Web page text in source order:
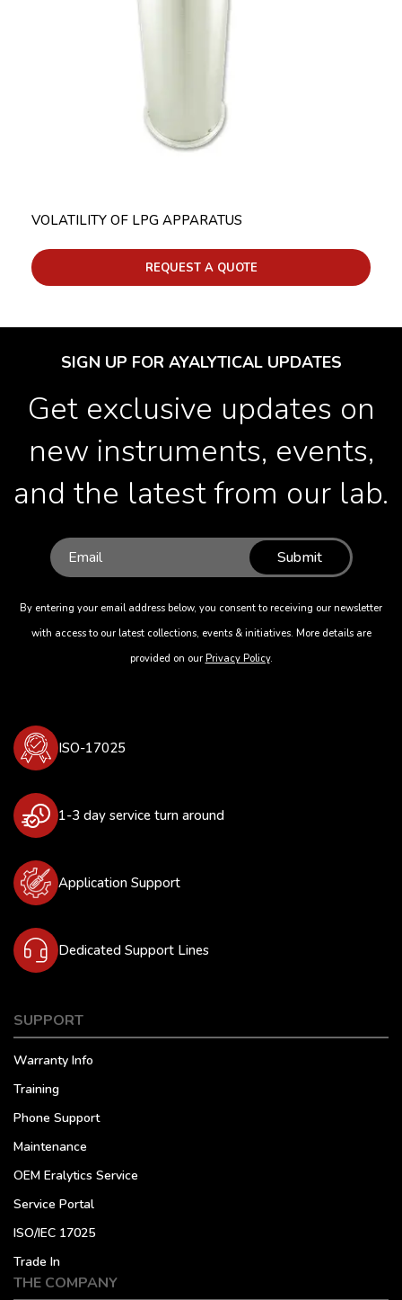
VOLATILITY OF LPG APPARATUS
REQUEST A QUOTE
SIGN UP FOR AYALYTICAL UPDATES
Get exclusive updates on
new instruments, events,
and the latest from our lab.
Submit
By entering your email address below, you consent to receiving our newsletter
with access to our latest collections, events & initiatives. More details are
provided on our Privacy Policy.
ISO-17025
1-3 day service turn around
Application Support
Dedicated Support Lines
SUPPORT
Warranty Info
Training
Phone Support
Maintenance
OEM Eralytics Service
Service Portal
ISO/IEC 17025
Trade In
THE COMPANY